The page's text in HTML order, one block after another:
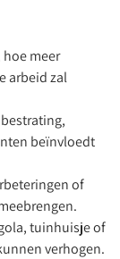
meer
arbeid zal
beïnvloedt
of
tuinhuisje of
verhogen.